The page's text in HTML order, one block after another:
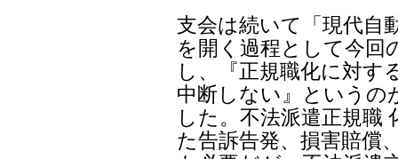
支会は続いて「現代自
を開く過程として今回
し、『正規職化に対す
中断しない』というの
した。不法派遣正規職
た告訴告発、損害賠償